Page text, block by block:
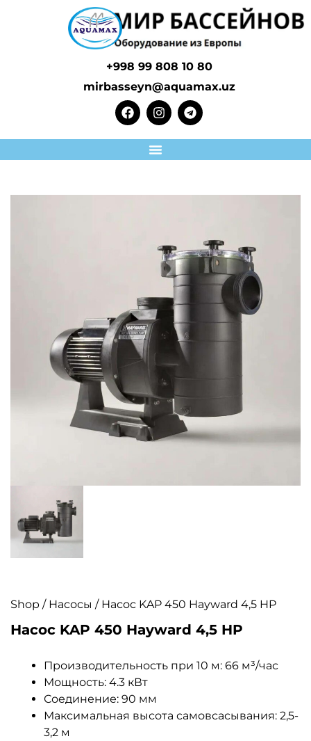
+998 99 808 10 80
mirbasseyn@aquamax.uz
Shop / Насосы / Насос KAP 450 Hayward 4,5 HP
Насос KAP 450 Hayward 4,5 HP
Производительность при 10 м: 66 м³/час
Мощность: 4.3 кВт
Соединение: 90 мм
Максимальная высота самовсасывания: 2,5-
3,2 м